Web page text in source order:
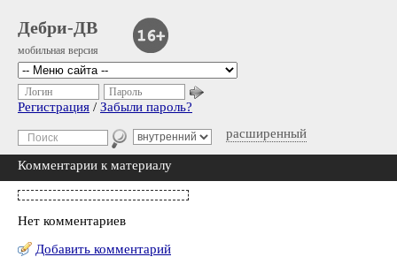
Дебри-ДВ
мобильная версия
расширенный
Логин Пароль
Регистрация / Забыли пароль?
Комментарии к материалу
Нет комментариев
Добавить комментарий